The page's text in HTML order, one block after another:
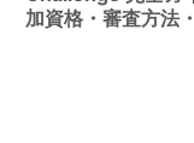
加資格・審査方法